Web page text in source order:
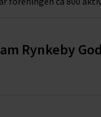
Rynkeby